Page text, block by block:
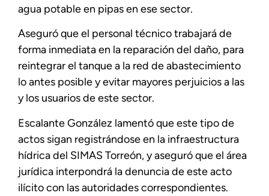
agua potable en pipas en ese sector.
Aseguró que el personal técnico trabajará de
forma inmediata en la reparación del daño, para
reintegrar el tanque a la red de abastecimiento
lo antes posible y evitar mayores perjuicios a las
y los usuarios de este sector.
Escalante González lamentó que este tipo de
actos sigan registrándose en la infraestructura
hídrica del SIMAS Torreón, y aseguró que el área
jurídica interpondrá la denuncia de este acto
ilícito con las autoridades correspondientes.